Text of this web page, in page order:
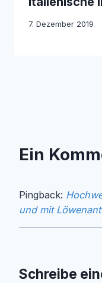
7. Dezember 2019
Ein
Pingback:
und mit
Schreibe